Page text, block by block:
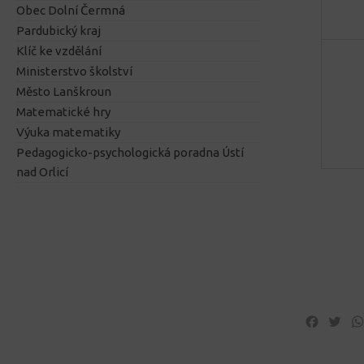
Obec Dolní Čermná
Pardubický kraj
Klíč ke vzdělání
Ministerstvo školství
Město Lanškroun
Matematické hry
Výuka matematiky
Pedagogicko-psychologická poradna Ústí
nad Orlicí